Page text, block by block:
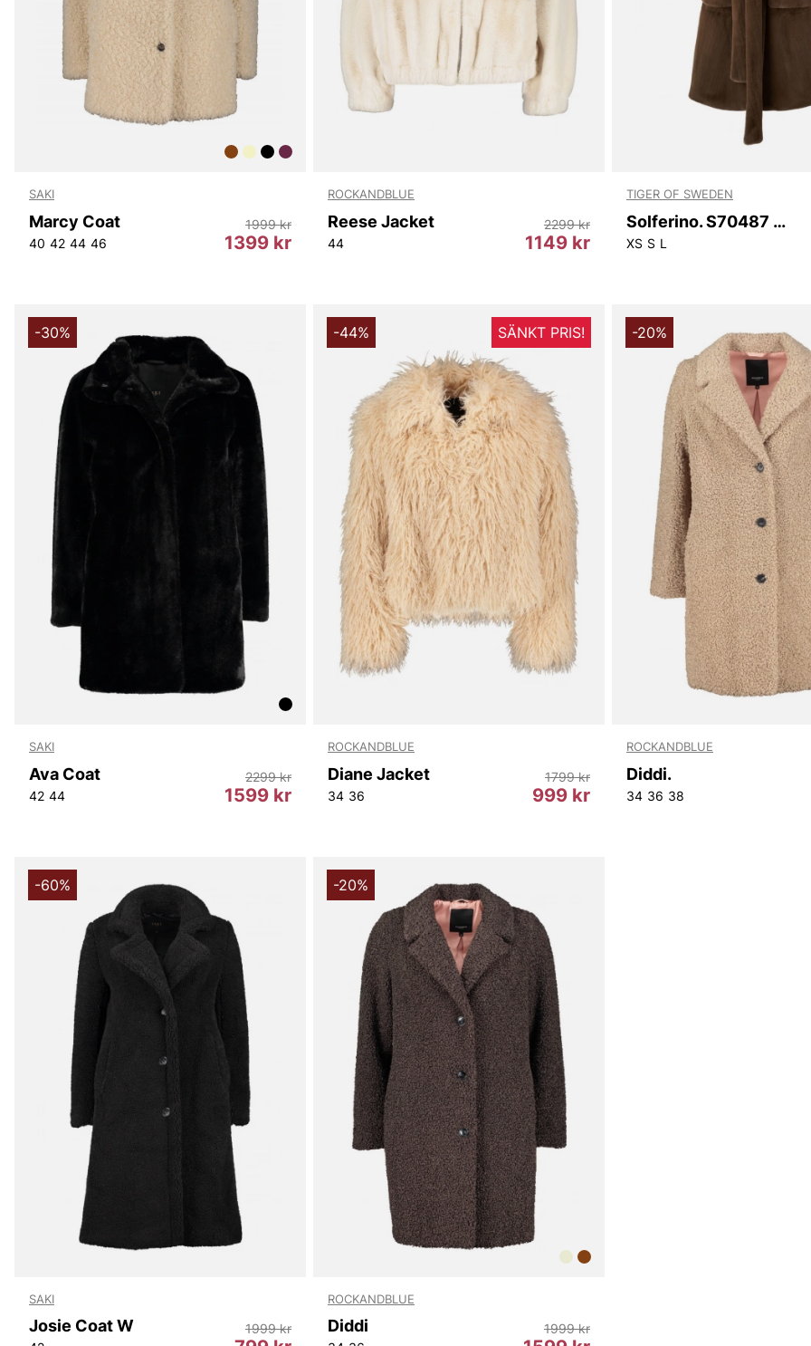
SAKI
Marcy Coat
40 42 44 46 1399 kr
1999 kr
ROCKANDBLUE
Reese Jacket
44 1149 kr
2299 kr
TIGER OF SWEDEN
Solferino. S70487 1K6
XS S L
-30%
SAKI
Ava Coat
42 44 1599 kr
2299 kr
-44% SÄNKT PRIS!
ROCKANDBLUE
Diane Jacket
34 36 999 kr
1799 kr
-20%
ROCKANDBLUE
Diddi.
34 36 38
-60%
SAKI
Josie Coat W 1999 kr
-20%
ROCKANDBLUE
Diddi 1999 kr